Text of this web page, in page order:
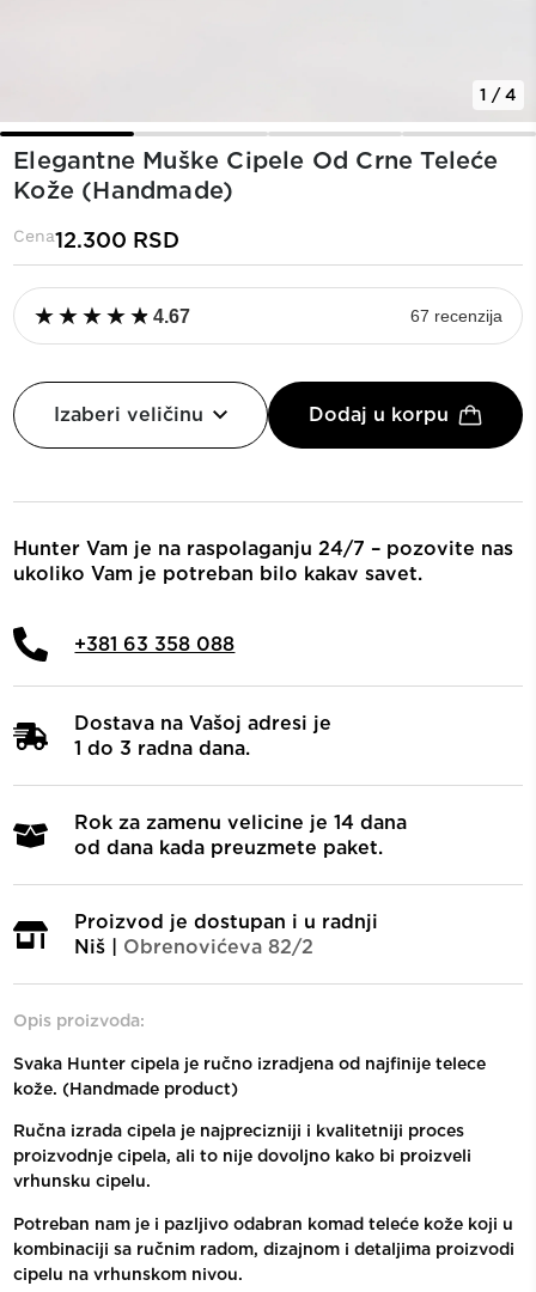
1 / 4
Elegantne Muške Cipele Od Crne Teleće
Kože (Handmade)
Cena12.300 RSD
★
★★
★★
★★
★★
★ 4.67 67 recenzija
Izaberi veličinu Dodaj u korpu
Hunter Vam je na raspolaganju 24/7 – pozovite nas
ukoliko Vam je potreban bilo kakav savet.
+381 63 358 088
Dostava na Vašoj adresi je
1 do 3 radna dana.
Rok za zamenu velicine je 14 dana
od dana kada preuzmete paket.
Proizvod je dostupan i u radnji
Niš | Obrenovićeva 82/2
Opis proizvoda:
Svaka Hunter cipela je ručno izradjena od najfinije telece
kože. (Handmade product)
Ručna izrada cipela je najprecizniji i kvalitetniji proces
proizvodnje cipela, ali to nije dovoljno kako bi proizveli
vrhunsku cipelu.
Potreban nam je i pazljivo odabran komad teleće kože koji u
kombinaciji sa ručnim radom, dizajnom i detaljima proizvodi
cipelu na vrhunskom nivou.